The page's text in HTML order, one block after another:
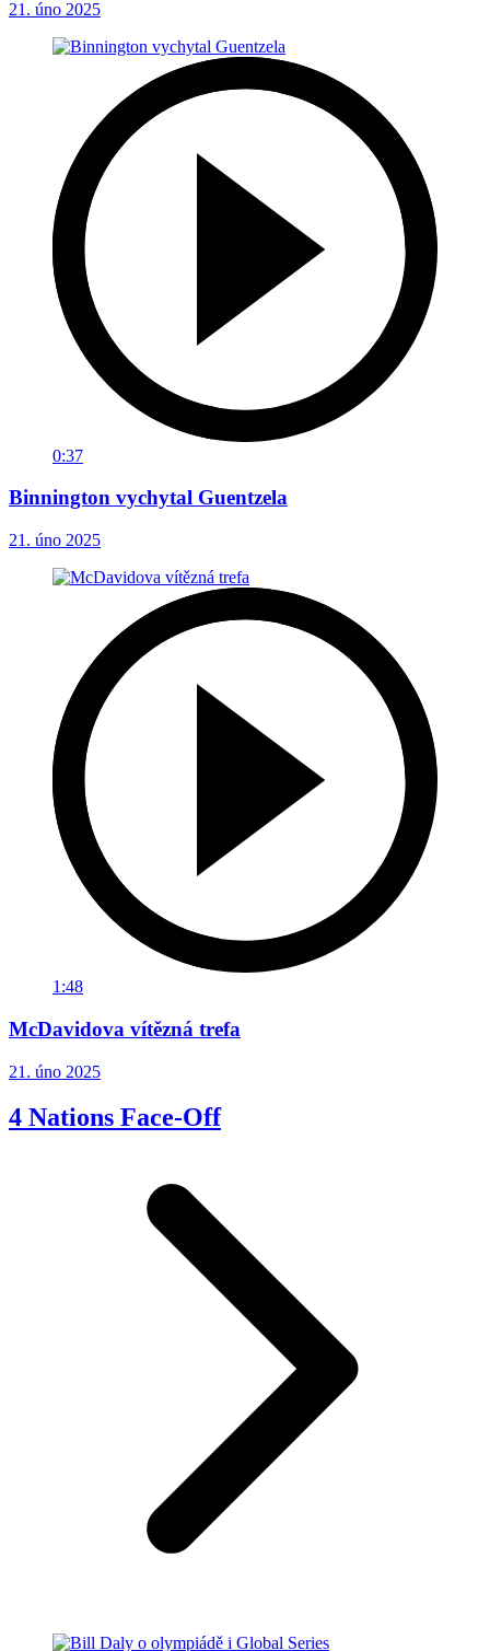
21. úno 2025
0:37
Binnington vychytal Guentzela
21. úno 2025
1:48
McDavidova vítězná trefa
21. úno 2025
4 Nations Face-Off